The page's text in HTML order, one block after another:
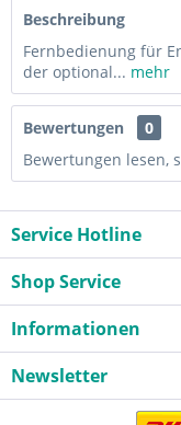
Beschreibung
Fernbedienung für
der optional... mehr
Bewertungen
0
Bewertungen lesen,
Service Hotline
Shop Service
Informationen
Newsletter